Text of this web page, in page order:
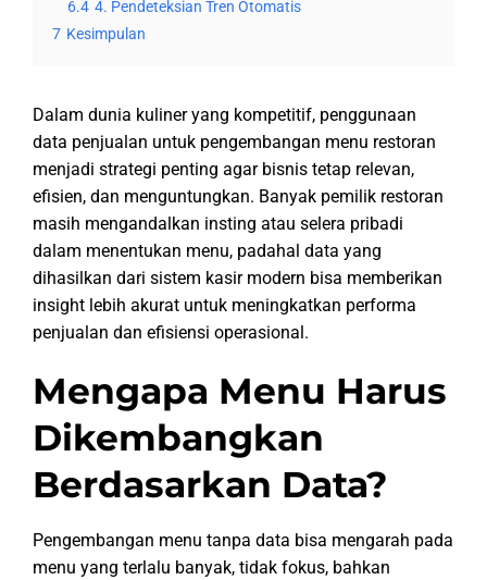
6.4 4. Pendeteksian Tren Otomatis
7 Kesimpulan
Dalam dunia kuliner yang kompetitif, penggunaan
data penjualan untuk pengembangan menu restoran
menjadi strategi penting agar bisnis tetap relevan,
efisien, dan menguntungkan. Banyak pemilik restoran
masih mengandalkan insting atau selera pribadi
dalam menentukan menu, padahal data yang
dihasilkan dari sistem kasir modern bisa memberikan
insight lebih akurat untuk meningkatkan performa
penjualan dan efisiensi operasional.
Mengapa Menu Harus
Dikembangkan
Berdasarkan Data?
Pengembangan menu tanpa data bisa mengarah pada
menu yang terlalu banyak, tidak fokus, bahkan